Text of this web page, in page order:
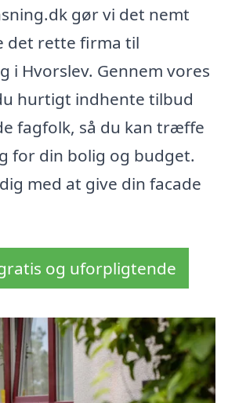
gør vi det nemt
det rette firma til
i Hvorslev. Gennem vores
hurtigt indhente tilbud
fagfolk, så du kan træffe
for din bolig og budget.
med at give din facade
og uforpligtende